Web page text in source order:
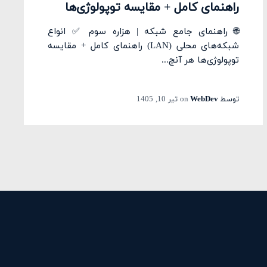
راهنمای کامل + مقایسه توپولوژی‌ها
🌐 راهنمای جامع شبکه | هزاره سوم ✅ انواع
شبکه‌های محلی (LAN) راهنمای کامل + مقایسه
توپولوژی‌ها هر آنچ...
توسطWebDev
on تیر 10, 1405